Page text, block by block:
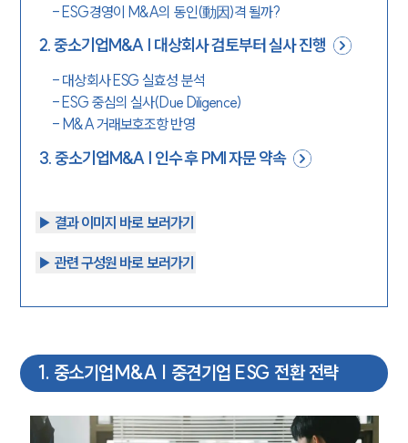
-ESG경영이 M&A의 동인(動因)격 될까?
2.중소기업M&A | 대상회사 검토부터 실사 진행
- 대상회사 ESG 실효성 분석
- ESG 중심의 실사(Due Diligence)
- M&A 거래보호조항 반영
3.중소기업M&A | 인수 후 PMI 자문 약속
▶︎ 결과 이미지 바로 보러가기
▶︎ 관련 구성원 바로 보러가기
1 . 중소기업M&A | 중견기업 ESG 전환 전략